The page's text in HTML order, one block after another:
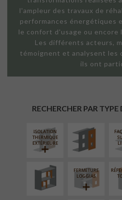
l'ampleur des travaux de
performances énergétiques
le confort d'usage ou encore
Les différents acteurs,
témoignent et analysent les
ils ont
RECHERCHER PAR
ISOLATION
THERMIQUE
EXTÉRIEURE
RÉAMÉNAGEMENT
INTÉRIEUR
FERMETURE
LOGGIAS
AMÉNAGEMENT
EXTÉRIEUR